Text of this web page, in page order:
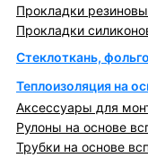
Прокладки
Прокладки
Стеклоткань,
Теплоизоляция на
Аксессуары для
Рулоны на основе
Трубки на основе